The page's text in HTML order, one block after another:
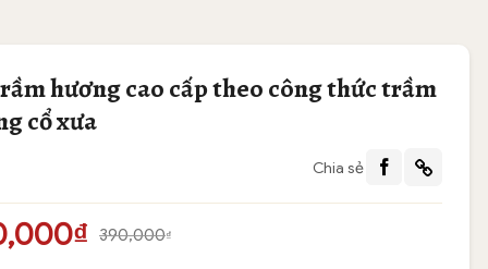
hương cao cấp theo công thức trầm
cổ xưa
Chia sẻ
390,000₫
₫